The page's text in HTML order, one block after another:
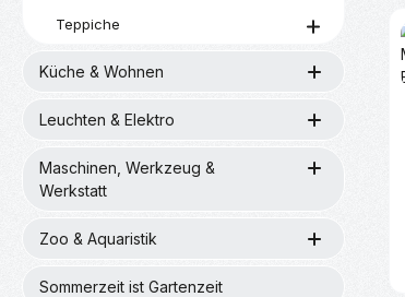
Teppiche
Küche & Wohnen
Leuchten & Elektro
Maschinen, Werkzeug &
Werkstatt
Zoo & Aquaristik
Sommerzeit ist Gartenzeit